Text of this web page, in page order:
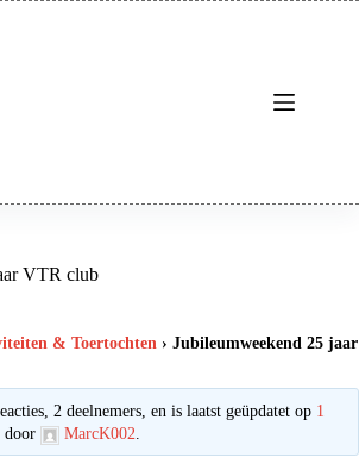
VTR club
& Toertochten › Jubileumweekend 25 jaar
2 deelnemers, en is laatst geüpdatet op 1
door MarcK002.